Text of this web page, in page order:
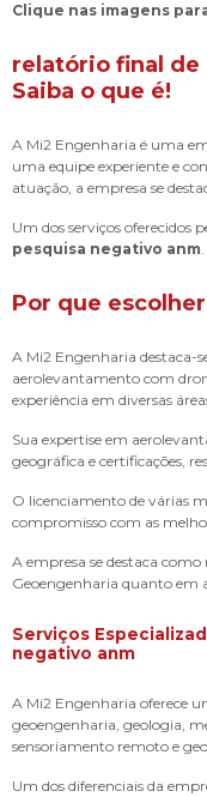
Clique nas imagens
relatório final de
Saiba o que é!
A Mi2 Engenharia é uma
uma equipe experiente e
atuação, a empresa se
Um dos serviços oferecidos
pesquisa negativo anm.
Por que
A Mi2 Engenharia destaca-
aerolevantamento com
experiência em diversas
Sua expertise em
geográfica e certificações,
O licenciamento de várias
compromisso com as
A empresa se destaca
Geoengenharia quanto em
Serviços
negativo anm
A Mi2 Engenharia oferece
geoengenharia, geologia,
sensoriamento remoto e
Um dos diferenciais da